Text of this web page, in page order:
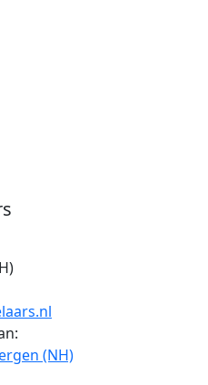
(NH)